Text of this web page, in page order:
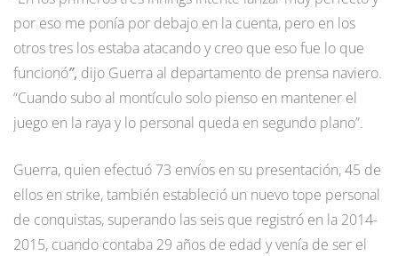
por eso me ponía por debajo en la cuenta, pero en los
otros tres los estaba atacando y creo que eso fue lo que
funcionó”, dijo Guerra al departamento de prensa naviero.
“Cuando subo al montículo solo pienso en mantener el
juego en la raya y lo personal queda en segundo plano”.
Guerra, quien efectuó 73 envíos en su presentación, 45 de
ellos en strike, también estableció un nuevo tope personal
de conquistas, superando las seis que registró en la 2014-
2015, cuando contaba 29 años de edad y venía de ser el